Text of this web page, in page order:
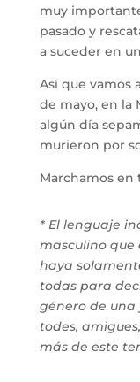
muy
pasado y
a suceder en
Así que vamos
de mayo, en la
algún día
murieron por
Marchamos en
* El lenguaje
masculino que
haya
todas para
género de una
todes,
más de este